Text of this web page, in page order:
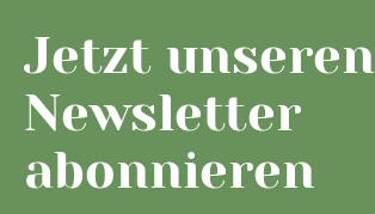
Jetzt unseren
Newsletter
abonnieren